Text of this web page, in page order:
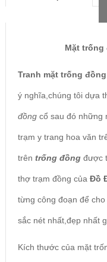
Mặt trống
Tranh mặt trống đồng
ý nghĩa,chúng tôi dựa
đồngcổ sau đó những
trạm y trang hoa văn
trên trống đồngđược
thợ trạm đồng của Đồ
từng công đoạn để
sắc nét nhất,đẹp nhất
Kích thước của mặt